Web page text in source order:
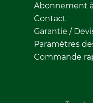
Abonnement
Contact
Garantie /
Paramètres
Commande